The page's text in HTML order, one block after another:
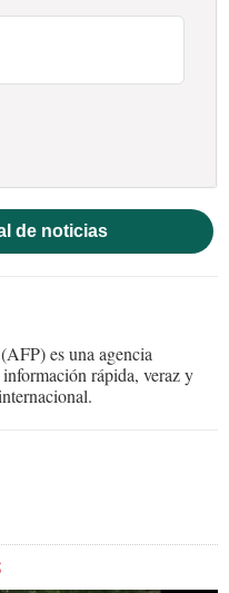
de noticias
es una agencia
rápida, veraz y